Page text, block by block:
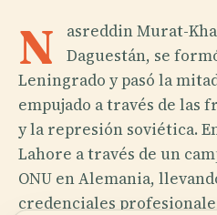
N
asreddin Murat-
Daguestán, se
Leningrado y pasó la
empujado a través de las
y la represión soviética.
Lahore a través de un
ONU en Alemania,
credenciales